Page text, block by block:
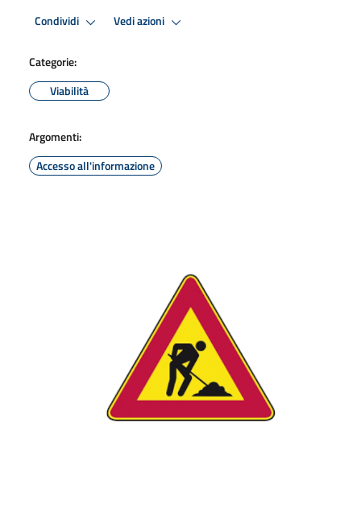
Condividi Vedi azioni
Categorie:
Viabilità
Argomenti:
Accesso all'informazione